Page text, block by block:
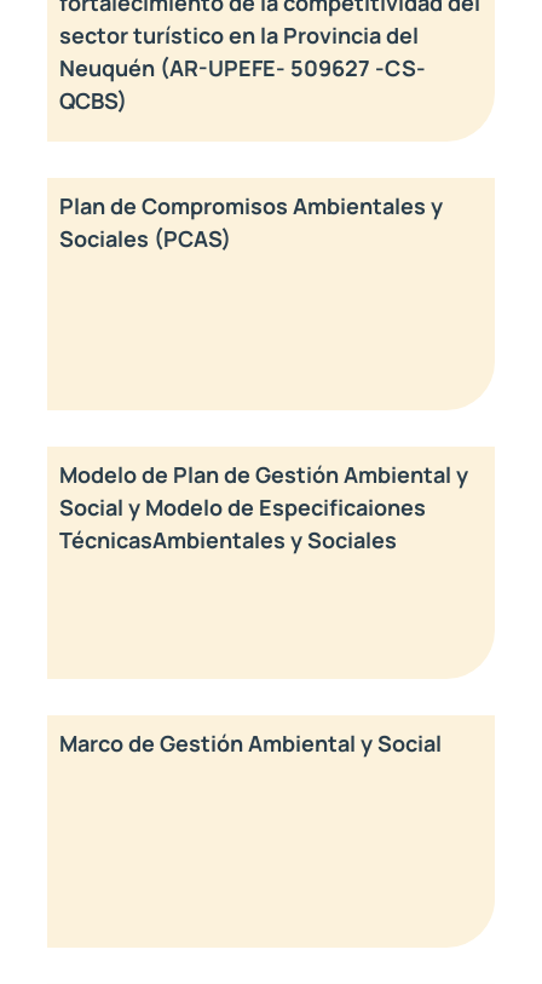
sector turístico en la Provincia del
Neuquén (AR-UPEFE- 509627 -CS-
QCBS)
Plan de Compromisos Ambientales y
Sociales (PCAS)
Modelo de Plan de Gestión Ambiental y
Social y Modelo de Especificaiones
TécnicasAmbientales y Sociales
Marco de Gestión Ambiental y Social